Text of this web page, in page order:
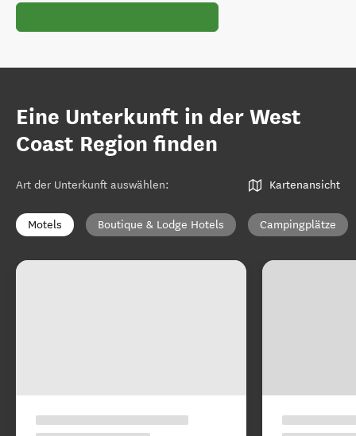
Eine Unterkunft in der West
Coast Region finden
Art der Unterkunft auswählen: Kartenansicht
Motels Boutique & Lodge Hotels Campingplätze